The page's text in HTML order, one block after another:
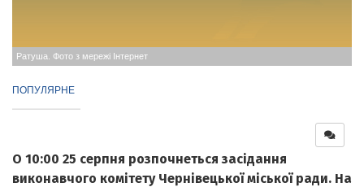
Ратуша. Фото з мережі Інтернет
ПОПУЛЯРНЕ
О 10:00 25 серпня розпочнеться засідання
виконавчого комітету Чернівецької міської ради. На